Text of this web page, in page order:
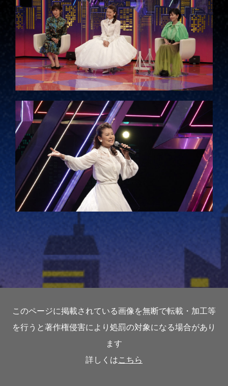
このページに掲載されている画像を無断で転載・加工等
を行うと著作権侵害により処罰の対象になる場合があり
ます
詳しくはこちら